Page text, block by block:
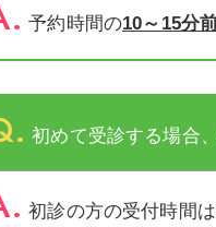
予約時間の10～15分
初めて受診する場合
初診の方の受付時間